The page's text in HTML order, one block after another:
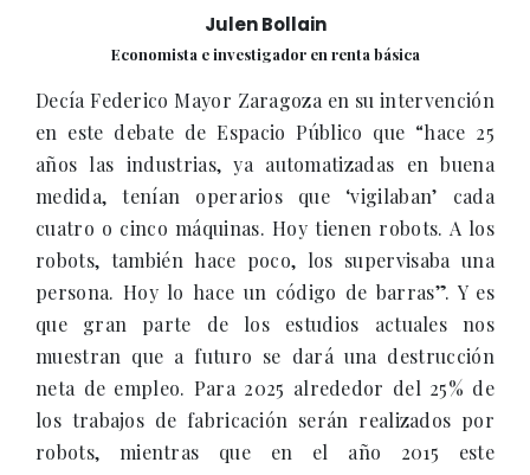
Julen Bollain
Economista e investigador en renta básica
Decía Federico Mayor Zaragoza en su intervención
en este debate de Espacio Público que “hace 25
años las industrias, ya automatizadas en buena
medida, tenían operarios que ‘vigilaban’ cada
cuatro o cinco máquinas. Hoy tienen robots. A los
robots, también hace poco, los supervisaba una
persona. Hoy lo hace un código de barras”. Y es
que gran parte de los estudios actuales nos
muestran que a futuro se dará una destrucción
neta de empleo. Para 2025 alrededor del 25% de
los trabajos de fabricación serán realizados por
robots, mientras que en el año 2015 este